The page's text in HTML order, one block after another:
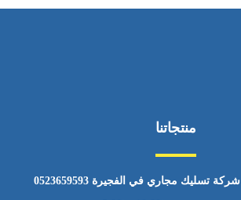
منتجاتنا
شركة تسليك مجاري في الفجيرة 0523659593